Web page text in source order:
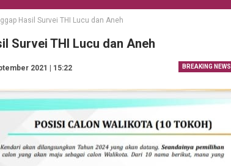
Hasil Survei THI Lucu dan Aneh
Survei THI Lucu dan Aneh
BREAKING NEWS
2021 | 15:22